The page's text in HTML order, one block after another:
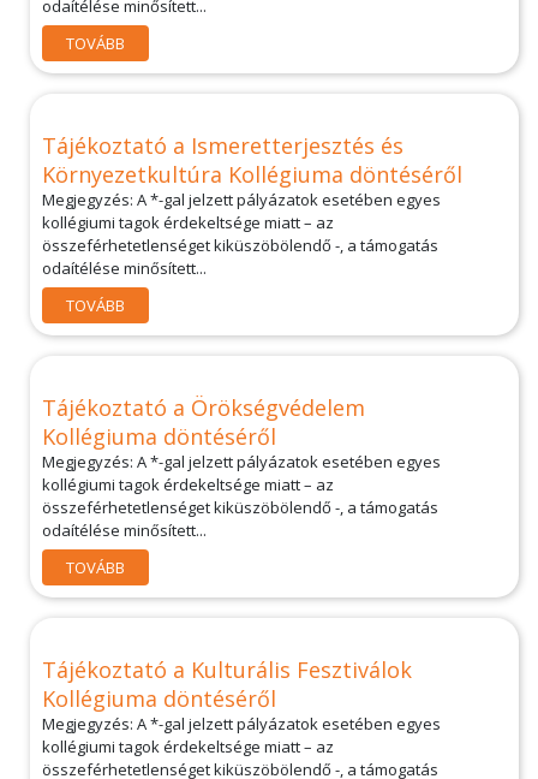
odaítélése minősített...
TOVÁBB
Tájékoztató a Ismeretterjesztés és
Környezetkultúra Kollégiuma döntéséről
Megjegyzés: A *-gal jelzett pályázatok esetében egyes
kollégiumi tagok érdekeltsége miatt – az
összeférhetetlenséget kiküszöbölendő -, a támogatás
odaítélése minősített...
TOVÁBB
Tájékoztató a Örökségvédelem
Kollégiuma döntéséről
Megjegyzés: A *-gal jelzett pályázatok esetében egyes
kollégiumi tagok érdekeltsége miatt – az
összeférhetetlenséget kiküszöbölendő -, a támogatás
odaítélése minősített...
TOVÁBB
Tájékoztató a Kulturális Fesztiválok
Kollégiuma döntéséről
Megjegyzés: A *-gal jelzett pályázatok esetében egyes
kollégiumi tagok érdekeltsége miatt – az
összeférhetetlenséget kiküszöbölendő -, a támogatás